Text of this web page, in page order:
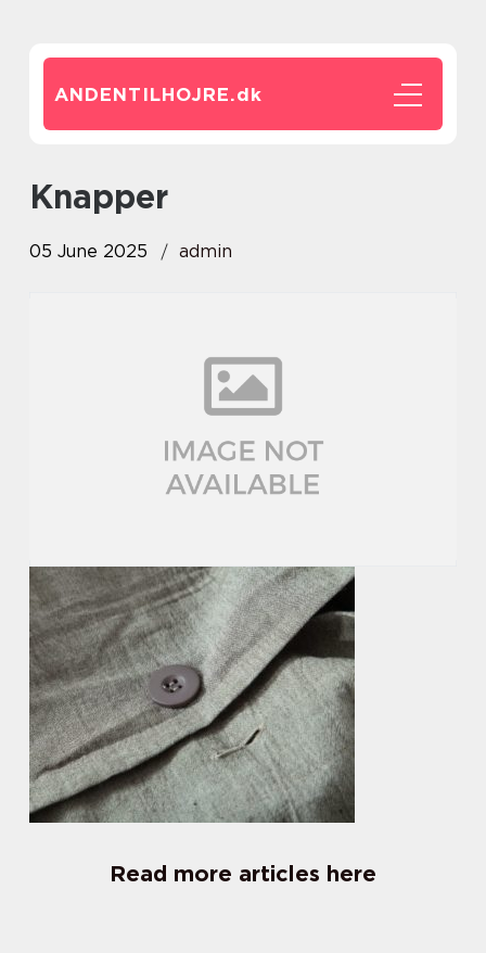
ANDENTILHOJRE.dk
Knapper
05 June 2025 admin
Read more articles here